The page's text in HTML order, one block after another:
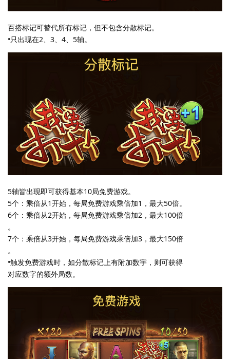
百搭标记可替代所有标记，但不包含分散标记。
•只出现在2、3、4、5轴。
5轴皆出现即可获得基本10局免费游戏。
5个：乘倍从1开始，每局免费游戏乘倍加1，最大50倍。
6个：乘倍从2开始，每局免费游戏乘倍加2，最大100倍
。
7个：乘倍从3开始，每局免费游戏乘倍加3，最大150倍
。
•触发免费游戏时，如分散标记上有附加数宇，则可获得
对应数字的额外局数。